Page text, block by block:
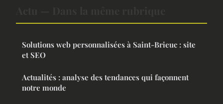
Solutions web personnalisées à Saint-Brieuc : site
et SEO
Actualités : analyse des tendances qui façonnent
notre monde